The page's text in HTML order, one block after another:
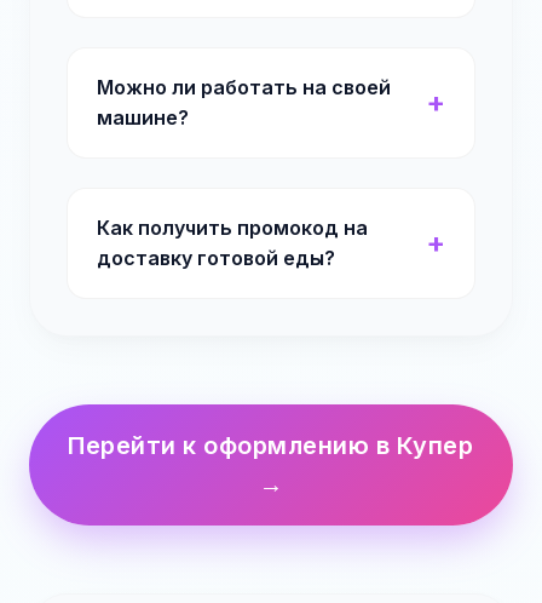
Можно ли работать на своей
машине?
Как получить промокод на
доставку готовой еды?
Перейти к оформлению в Купер
→